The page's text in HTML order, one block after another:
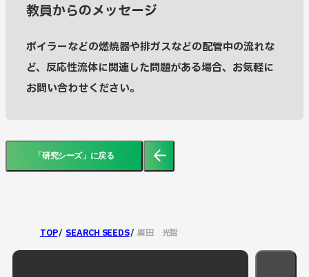
教員からのメッセージ
ボイラーなどの燃焼器や排ガスなどの配管中の流れな
ど、反応性流体に関連した問題がある場合、お気軽に
お問い合わせください。
「研究シーズ」に戻る
TOP SEARCH SEEDS 廣田 光智